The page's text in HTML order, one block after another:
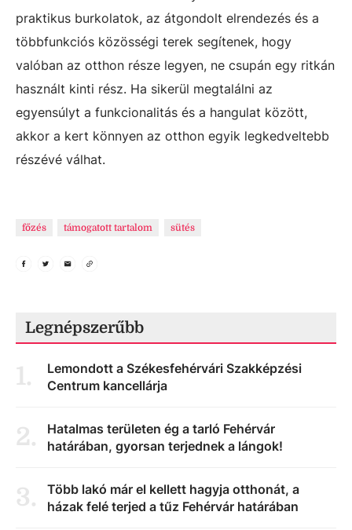
praktikus burkolatok, az átgondolt elrendezés és a
többfunkciós közösségi terek segítenek, hogy
valóban az otthon része legyen, ne csupán egy ritkán
használt kinti rész. Ha sikerül megtalálni az
egyensúlyt a funkcionalitás és a hangulat között,
akkor a kert könnyen az otthon egyik legkedveltebb
részévé válhat.
főzés támogatott tartalom sütés
Legnépszerűbb
1.
Lemondott a Székesfehérvári Szakképzési
Centrum kancellárja
2.
Hatalmas területen ég a tarló Fehérvár
határában, gyorsan terjednek a lángok!
3.
Több lakó már el kellett hagyja otthonát, a
házak felé terjed a tűz Fehérvár határában